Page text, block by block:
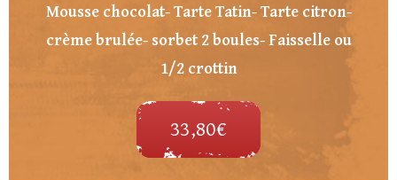
Mousse chocolat- Tarte Tatin- Tarte citron-
crème brulée- sorbet 2 boules- Faisselle ou
1/2 crottin
33,80€